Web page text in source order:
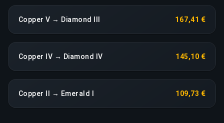
Copper V → Diamond III 167,41 €
Copper IV → Diamond IV 145,10 €
Copper II → Emerald I 109,73 €